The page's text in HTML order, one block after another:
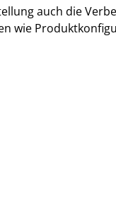
auch die
wie